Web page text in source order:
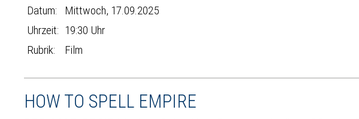
Datum:
Mittwoch, 17.09.2025
Uhrzeit: 19:30 Uhr
Rubrik:
Film
HOW TO SPELL EMPIRE